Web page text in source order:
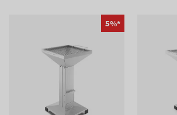
endgefertigt. Eine langwierige
auf ein Minimum reduziert.
– die Thüros Grills
5%*